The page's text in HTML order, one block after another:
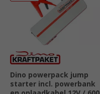
Dino powerpack jump
starter incl. powerbank